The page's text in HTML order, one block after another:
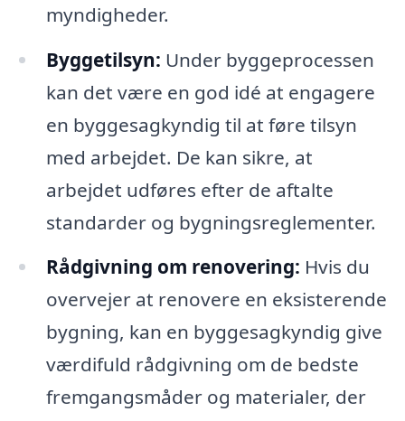
myndigheder.
Byggetilsyn: Under byggeprocessen
kan det være en god idé at engagere
en byggesagkyndig til at føre tilsyn
med arbejdet. De kan sikre, at
arbejdet udføres efter de aftalte
standarder og bygningsreglementer.
Rådgivning om renovering: Hvis du
overvejer at renovere en eksisterende
bygning, kan en byggesagkyndig give
værdifuld rådgivning om de bedste
fremgangsmåder og materialer, der